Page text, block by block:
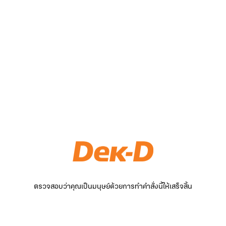
ตรวจสอบว่าคุณเป็นมนุษย์ด้วยการทำคำสั่งนี้ให้เสร็จสิ้น